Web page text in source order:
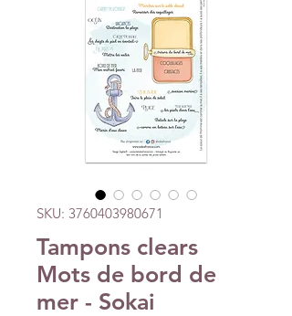
SKU: 3760403980671
Tampons clears
Mots de bord de
mer - Sokai